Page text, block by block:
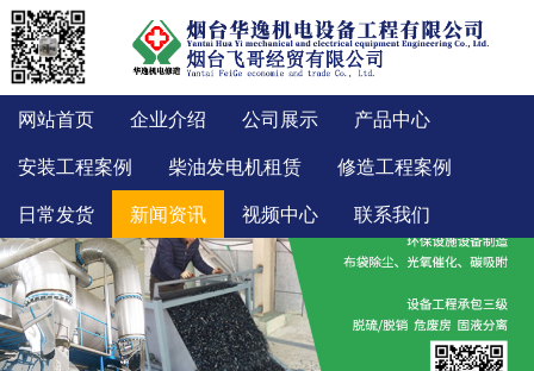
网站首页 企业介绍 公司展示
产品中心
安装工程案例
柴油发电机租赁
修造工程案例
日常发货
新闻资讯 视频中心 联系我们